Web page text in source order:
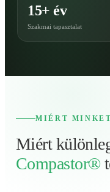
15+ év
Szakmai tapasztalat
MIÉRT
Miért
Compastor®